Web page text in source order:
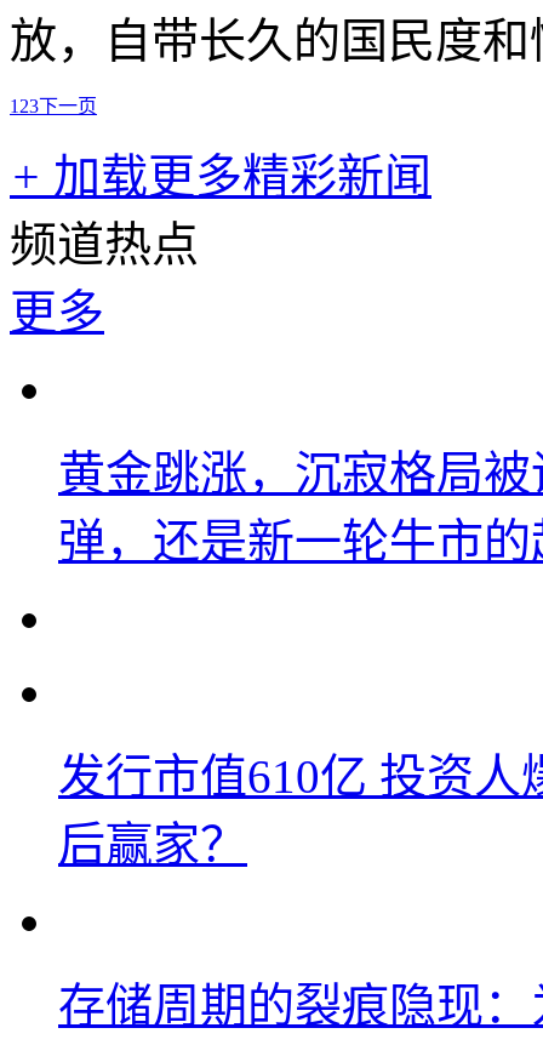
放，自带长久的国民度
1 23下一页
+ 加载更多精彩新闻
频道热点
更多
黄金跳涨，沉寂格局
弹，还是新一轮牛市
发行市值610亿 投资
后赢家？
存储周期的裂痕隐现